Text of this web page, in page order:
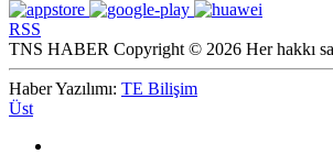
RSS
TNS HABER Copyright © 2026 Her hakkı
Haber Yazılımı: TE Bilişim
Üst